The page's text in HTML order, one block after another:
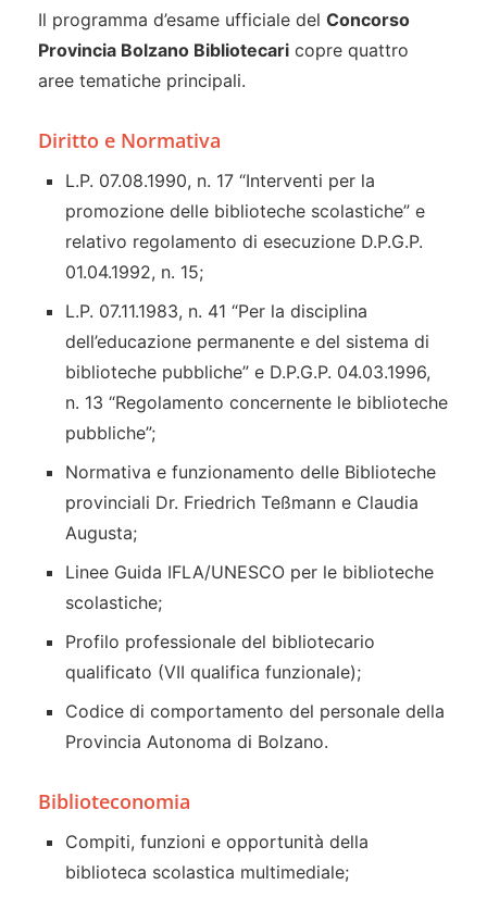
Il programma d’esame ufficiale del Concorso
Provincia Bolzano Bibliotecari copre quattro
aree tematiche principali.
Diritto e Normativa
L.P. 07.08.1990, n. 17 “Interventi per la
promozione delle biblioteche scolastiche” e
relativo regolamento di esecuzione D.P.G.P.
01.04.1992, n. 15;
L.P. 07.11.1983, n. 41 “Per la disciplina
dell’educazione permanente e del sistema di
biblioteche pubbliche” e D.P.G.P. 04.03.1996,
n. 13 “Regolamento concernente le biblioteche
pubbliche”;
Normativa e funzionamento delle Biblioteche
provinciali Dr. Friedrich Teßmann e Claudia
Augusta;
Linee Guida IFLA/UNESCO per le biblioteche
scolastiche;
Profilo professionale del bibliotecario
qualificato (VII qualifica funzionale);
Codice di comportamento del personale della
Provincia Autonoma di Bolzano.
Biblioteconomia
Compiti, funzioni e opportunità della
biblioteca scolastica multimediale;